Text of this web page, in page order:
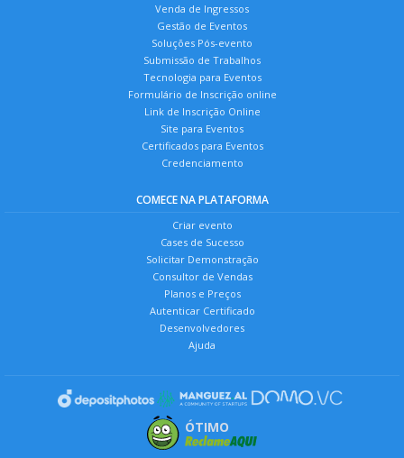
Venda de Ingressos
Gestão de Eventos
Soluções Pós-evento
Submissão de Trabalhos
Tecnologia para Eventos
Formulário de Inscrição online
Link de Inscrição Online
Site para Eventos
Certificados para Eventos
Credenciamento
COMECE NA PLATAFORMA
Criar evento
Cases de Sucesso
Solicitar Demonstração
Consultor de Vendas
Planos e Preços
Autenticar Certificado
Desenvolvedores
Ajuda
ÓTIMO